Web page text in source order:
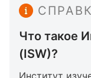
Что такое
(ISW)?
Институт